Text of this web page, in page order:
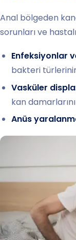
Anal bölgeden
sorunları ve
Enfeksiyonlar
bakteri
Vasküler
kan
Anüs